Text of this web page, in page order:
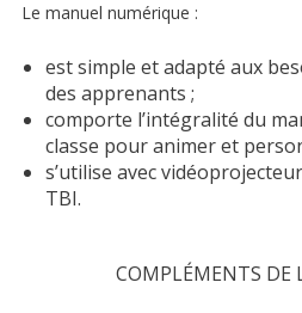
Le manuel numérique :
est simple et adapté aux
des apprenants ;
comporte l’intégralité du
classe pour animer et
s’utilise avec
TBI.
COMPLÉMENTS DE